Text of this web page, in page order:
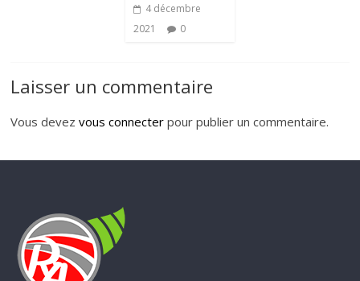
4 décembre
2021
0
Laisser un commentaire
Vous devezvous connecter pour publier un commentaire.